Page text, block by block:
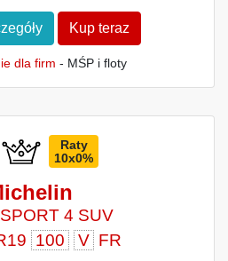
Kup teraz
dla firm - MŚP i floty
Raty
10x0%
4 SUV
100 V FR